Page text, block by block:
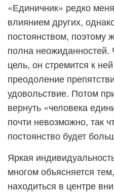
«Единичник» редко
влиянием других,
постоянством, поэтому
полна неожиданностей.
цель, он стремится к
преодоление
удовольствие. Потом
вернуть «человека
почти невозможно, так
постоянство будет
Яркая
многом объясняется
находиться в центре